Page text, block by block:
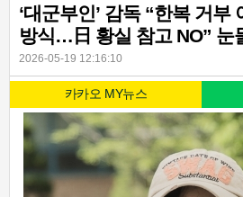
‘대군부인’ 감독 “한복 거부
방식…日 황실 참고 NO”
2026-05-19 12:16:10
카카오 MY뉴스